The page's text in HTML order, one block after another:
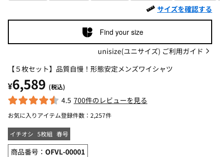
サイズを確認する
Find your size
unisize(ユニサイズ) ご利用ガイド
【５枚セット】品質自慢！形態安定メンズワイシャツ
¥6,589 (税込)
4.5 700件のレビューを見る
お気に入りアイテム登録件数： 2,257件
イチオシ 5枚組 春号
商品番号： OFVL-00001